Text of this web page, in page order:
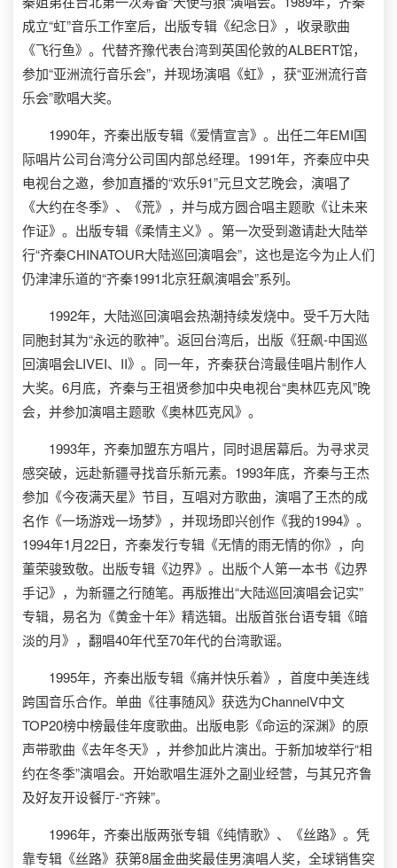
成立“虹”音乐工作室后，出版专辑《纪念日》，收录歌曲
《飞行鱼》。代替齐豫代表台湾到英国伦敦的ALBERT馆，
参加“亚洲流行音乐会”，并现场演唱《虹》，获“亚洲流行音
乐会”歌唱大奖。
1990年，齐秦出版专辑《爱情宣言》。出任二年EMI国
际唱片公司台湾分公司国内部总经理。1991年，齐秦应中央
电视台之邀，参加直播的“欢乐91”元旦文艺晚会，演唱了
《大约在冬季》、《荒》，并与成方圆合唱主题歌《让未来
作证》。出版专辑《柔情主义》。第一次受到邀请赴大陆举
行“齐秦CHINATOUR大陆巡回演唱会”，这也是迄今为止人们
仍津津乐道的“齐秦1991北京狂飙演唱会”系列。
1992年，大陆巡回演唱会热潮持续发烧中。受千万大陆
同胞封其为“永远的歌神”。返回台湾后，出版《狂飙-中国巡
回演唱会LIVEI、II》。同一年，齐秦获台湾最佳唱片制作人
大奖。6月底，齐秦与王祖贤参加中央电视台“奥林匹克风”晚
会，并参加演唱主题歌《奥林匹克风》。
1993年，齐秦加盟东方唱片，同时退居幕后。为寻求灵
感突破，远赴新疆寻找音乐新元素。1993年底，齐秦与王杰
参加《今夜满天星》节目，互唱对方歌曲，演唱了王杰的成
名作《一场游戏一场梦》，并现场即兴创作《我的1994》。
1994年1月22日，齐秦发行专辑《无情的雨无情的你》，向
董荣骏致敬。出版专辑《边界》。出版个人第一本书《边界
手记》，为新疆之行随笔。再版推出“大陆巡回演唱会记实”
专辑，易名为《黄金十年》精选辑。出版首张台语专辑《暗
淡的月》，翻唱40年代至70年代的台湾歌谣。
1995年，齐秦出版专辑《痛并快乐着》，首度中美连线
跨国音乐合作。单曲《往事随风》获选为ChannelV中文
TOP20榜中榜最佳年度歌曲。出版电影《命运的深渊》的原
声带歌曲《去年冬天》，并参加此片演出。于新加坡举行“相
约在冬季”演唱会。开始歌唱生涯外之副业经营，与其兄齐鲁
及好友开设餐厅-“齐辣”。
1996年，齐秦出版两张专辑《纯情歌》、《丝路》。凭
靠专辑《丝路》获第8届金曲奖最佳男演唱人奖，全球销售突